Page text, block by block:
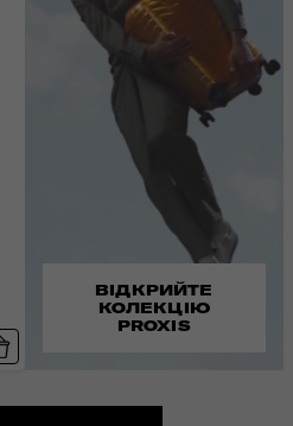
ВІДКРИЙТЕ
КОЛЕКЦІЮ
PROXIS